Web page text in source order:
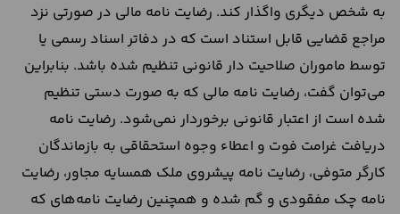
به شخص دیگری واگذار کند. رضایت نامه مالی در صورتی نزد
مراجع قضایی قابل استناد است که در دفاتر اسناد رسمی یا
توسط ماموران صلاحیت دار قانونی تنظیم شده باشد. بنابراین
می‌توان گفت، رضایت نامه مالی که به صورت دستی تنظیم
شده است از اعتبار قانونی برخوردار نمی‌شود. رضایت نامه
دریافت غرامت فوت و اعطاء وجوه استحقاقی به بازماندگان
کارگر متوفی، رضایت نامه پیشروی ملک همسایه مجاور، رضایت
نامه چک مفقودی و گم شده و همچنین رضایت نامه‌ه‎ای که